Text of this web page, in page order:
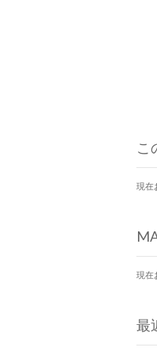
こ
現在
現在
最